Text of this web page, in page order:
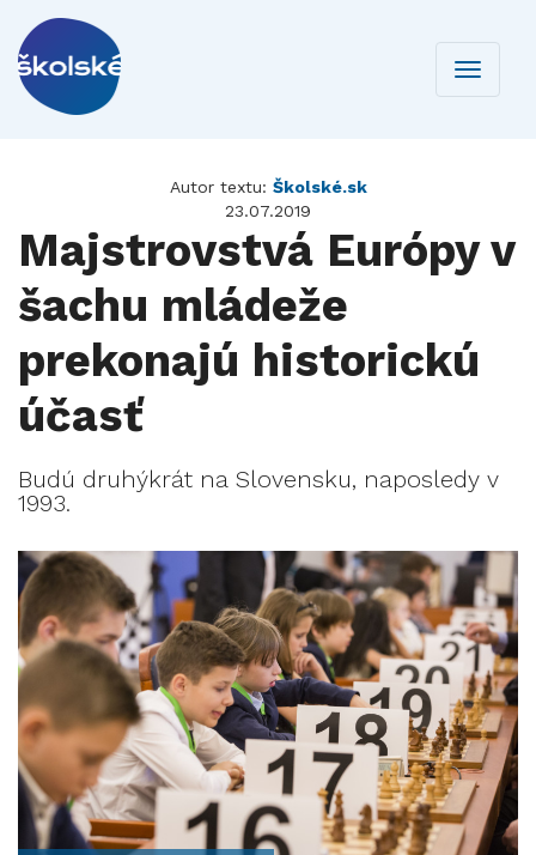
Toggle
Autor textu: Školské.sk
23.07.2019
Majstrovstvá Európy v
šachu mládeže
prekonajú historickú
účasť
Budú druhýkrát na Slovensku, naposledy v
1993.